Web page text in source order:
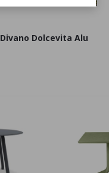
Divano Dolcevita Alu